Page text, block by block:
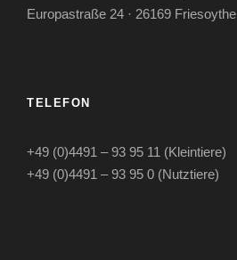
Europastraße 24 · 26169 Friesoythe
TELEFON
+49 (0)4491 – 93 95 11 (Kleintiere)
+49 (0)4491 – 93 95 0 (Nutztiere)